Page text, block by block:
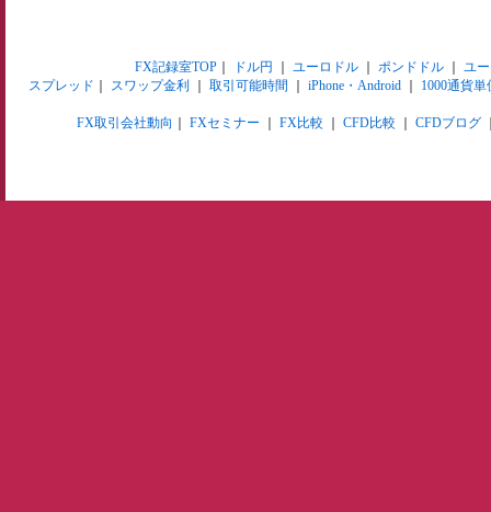
FX記録室TOP｜ ドル円 ユーロドル｜ ポンドドル｜ ユ
スプレッド
スワップ金利 取引可能時間 iPhone・Android 1000通貨単
FX取引会社動向 FXセミナー FX比較 CFD比較 CFDブログ